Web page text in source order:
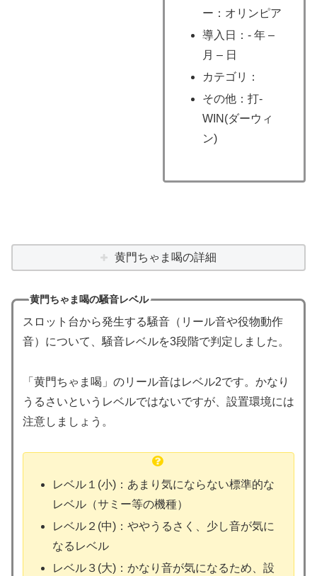
ー：オリンピア
導入日：- 年 –
月 – 日
カテゴリ：
その他：打-
WIN(ダーウィ
ン)
黄門ちゃま喝の詳細
黄門ちゃま喝の騒音レベル
スロット台から発生する騒音（リール音や役物動作
音）について、騒音レベルを3段階で判定しました。
「黄門ちゃま喝」のリール音はレベル2です。かなり
うるさいというレベルではないですが、設置環境には
注意しましょう。
レベル１(小)：あまり気にならない標準的な
レベル（サミー等の機種）
レベル２(中)：ややうるさく、少し音が気に
なるレベル
レベル３(大)：かなり音が気になるため、設